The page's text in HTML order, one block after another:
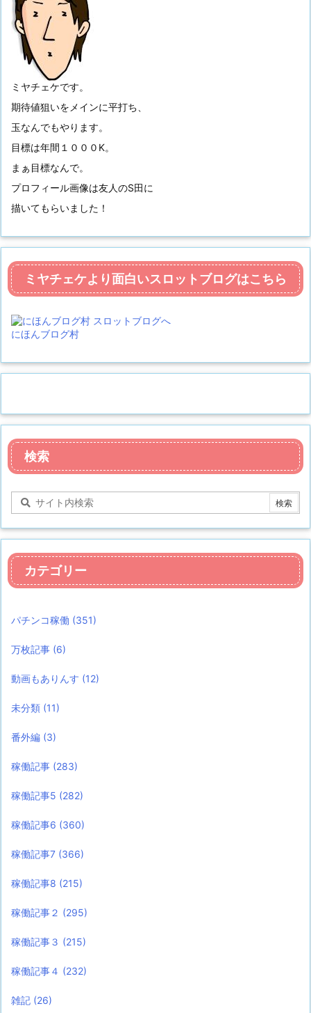
ミヤチェケです。
期待値狙いをメインに平打ち、
玉なんでもやります。
目標は年間１０００K。
まぁ目標なんで。
プロフィール画像は友人のS田に
描いてもらいました！
ミヤチェケより面白いスロットブログはこちら
にほんブログ村
検索
カテゴリー
パチンコ稼働 (351)
万枚記事 (6)
動画もありんす (12)
未分類 (11)
番外編 (3)
稼働記事 (283)
稼働記事5 (282)
稼働記事6 (360)
稼働記事7 (366)
稼働記事8 (215)
稼働記事２ (295)
稼働記事３ (215)
稼働記事４ (232)
雑記 (26)